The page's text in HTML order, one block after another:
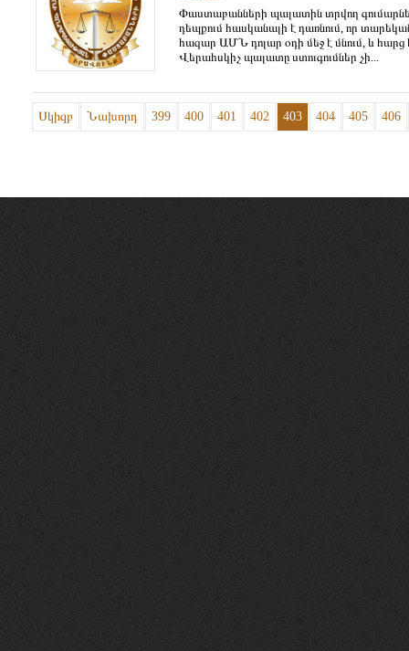
Փաստաբանների պալատին տրվող
դեպքում հասկանալի է դառնում, որ
հազար ԱՄՆ դոլար օդի մեջ է մնում, և հարց է
Վերահսկիչ պալատը ստուգումներ չի...
Սկիզբ Նախորդ 399 400 401 402 403 404 405 406